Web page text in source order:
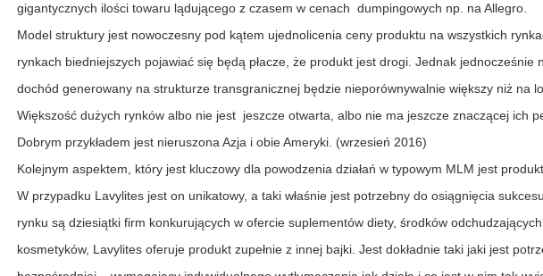
gigantycznych ilości towaru lądującego z czasem w cenach dumpingowych np. na Allegro.
Model struktury jest nowoczesny pod kątem ujednolicenia ceny produktu na wszystkich
rynkach biedniejszych pojawiać się będą płacze, że produkt jest drogi. Jednak jednocześnie
dochód generowany na strukturze transgranicznej będzie nieporównywalnie większy niż na
Większość dużych rynków albo nie jest jeszcze otwarta, albo nie ma jeszcze znaczącej ich
Dobrym przykładem jest nieruszona Azja i obie Ameryki. (wrzesień 2016)
Kolejnym aspektem, który jest kluczowy dla powodzenia działań w typowym MLM jest produkt.
W przypadku Lavylites jest on unikatowy, a taki właśnie jest potrzebny do osiągnięcia
rynku są dziesiątki firm konkurujących w ofercie suplementów diety, środków
kosmetyków, Lavylites oferuje produkt zupełnie z innej bajki. Jest dokładnie taki jaki jest